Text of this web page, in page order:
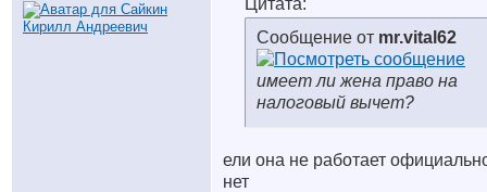
Цитата:
Сообщение от mr.vital62
имеет ли жена право на
налоговый вычет?
ели она не работает
нет